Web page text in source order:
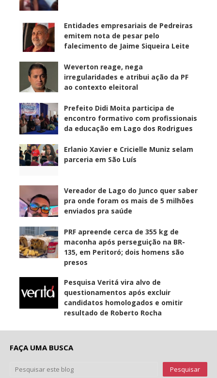
Entidades empresariais de Pedreiras
emitem nota de pesar pelo
falecimento de Jaime Siqueira Leite
Weverton reage, nega
irregularidades e atribui ação da PF
ao contexto eleitoral
Prefeito Didi Moita participa de
encontro formativo com profissionais
da educação em Lago dos Rodrigues
Erlanio Xavier e Cricielle Muniz selam
parceria em São Luís
Vereador de Lago do Junco quer saber
pra onde foram os mais de 5 milhões
enviados pra saúde
PRF apreende cerca de 355 kg de
maconha após perseguição na BR-
135, em Peritoró; dois homens são
presos
Pesquisa Veritá vira alvo de
questionamentos após excluir
candidatos homologados e omitir
resultado de Roberto Rocha
FAÇA UMA BUSCA